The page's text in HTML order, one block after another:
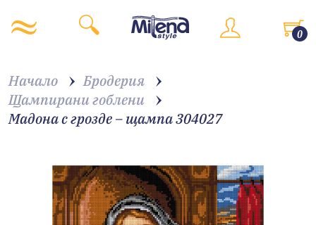
0
Начало
Бродерия
Щампирани гоблени
Мадона с грозде – щампа 304027